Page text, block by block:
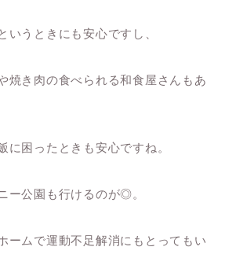
いうときにも安心ですし、
焼き肉の食べられる和食屋さんもあ
に困ったときも安心ですね。
ー公園も行けるのが◎。
ームで運動不足解消にもとってもい